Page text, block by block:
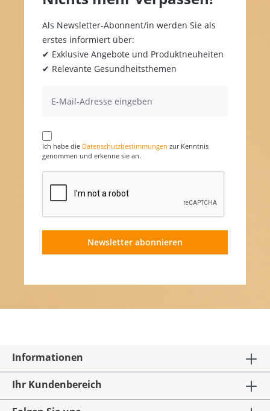
Als Newsletter-Abonnent/in werden Sie als
erstes informiert über:
✔ Exklusive Angebote und Produktneuheiten
✔ Relevante Gesundheitsthemen
Ich habe die Datenschutzbestimmungen zur Kenntnis
genommen und erkenne sie an.
Newsletter abonnieren
Informationen
Ihr Kundenbereich